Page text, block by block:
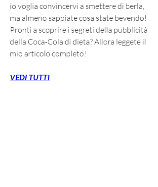
io voglia convincervi a smettere di berla,
ma almeno sappiate cosa state bevendo!
Pronti a scoprire i segreti della pubblicità
della Coca-Cola di dieta? Allora leggete il
mio articolo completo!
VEDI TUTTI